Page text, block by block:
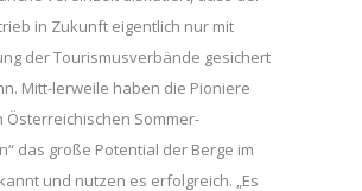
in Zukunft eigentlich nur mit
der Tourismusverbände gesichert
Mitt-lerweile haben die Pioniere
Österreichischen Sommer-
das große Potential der Berge im
und nutzen es erfolgreich. „Es